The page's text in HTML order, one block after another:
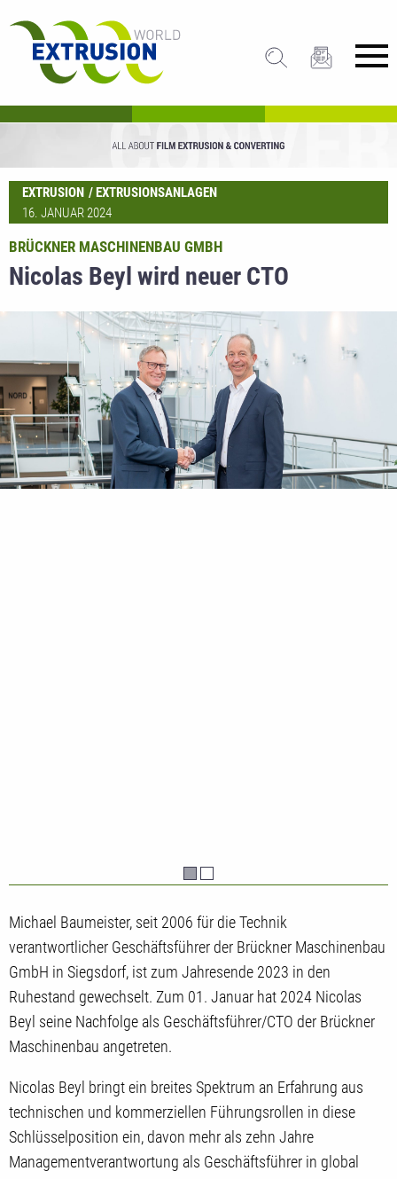
EXTRUSION
EXTRUSIONSANLAGEN
16. JANUAR 2024
Nicolas Beyl wird neuer CTO
BRÜCKNER MASCHINENBAU GMBH
Michael Baumeister, seit 2006 für die Technik
verantwortlicher Geschäftsführer der Brückner Maschinenbau
GmbH in Siegsdorf, ist zum Jahresende 2023 in den
Ruhestand gewechselt. Zum 01. Januar hat 2024 Nicolas
Beyl seine Nachfolge als Geschäftsführer/CTO der Brückner
Maschinenbau angetreten.
Nicolas Beyl bringt ein breites Spektrum an Erfahrung aus
technischen und kommerziellen Führungsrollen in diese
Schlüsselposition ein, davon mehr als zehn Jahre
Managementverantwortung als Geschäftsführer in global